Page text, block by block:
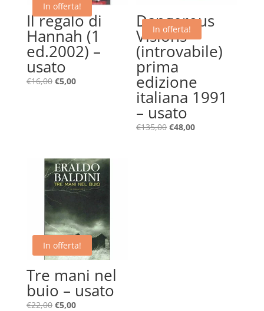
In offerta!
Il regalo di
Hannah (1
ed.2002) –
usato
€16,00 Il
€5,00Il
In offerta!
Dangerous
Visions –
(introvabile)
prima
edizione
italiana 1991
– usato
€135,00 Il
€48,00Il
In offerta!
Tre mani nel
buio – usato
€22,00 Il
€5,00Il